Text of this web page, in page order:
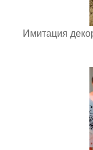
Имитация